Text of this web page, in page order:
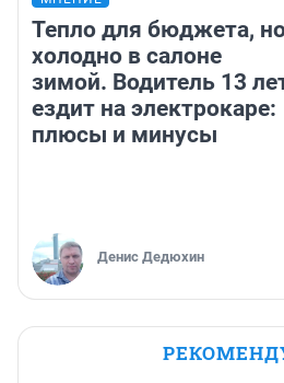
Тепло для бюджета,
холодно в салоне
зимой. Водитель 13
ездит на электрокаре:
плюсы и минусы
Денис Дедюхин